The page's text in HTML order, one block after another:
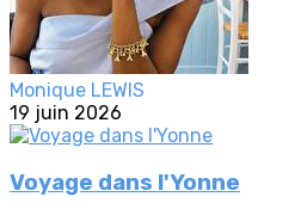
Monique LEWIS
19 juin 2026
Voyage dans l'Yonne